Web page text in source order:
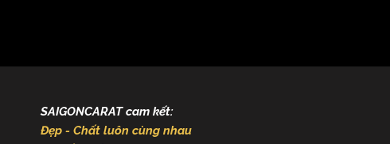
SAIGONCARAT cam kết:
Đẹp - Chất luôn cùng nhau